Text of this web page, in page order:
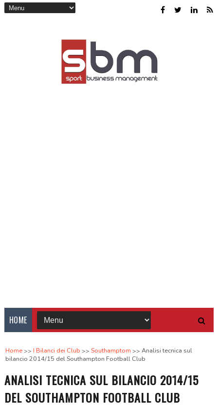
HOME
Home I Bilanci dei Club Southamptom
Analisi tecnica sul
bilancio 2014/15 del Southampton Football Club
ANALISI TECNICA SUL BILANCIO 2014/15
DEL SOUTHAMPTON FOOTBALL CLUB